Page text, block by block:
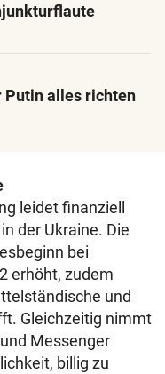
Putin alles richten
leidet finanziell
der Ukraine. Die
bei
erhöht, zudem
und
Gleichzeitig nimmt
Messenger
billig zu